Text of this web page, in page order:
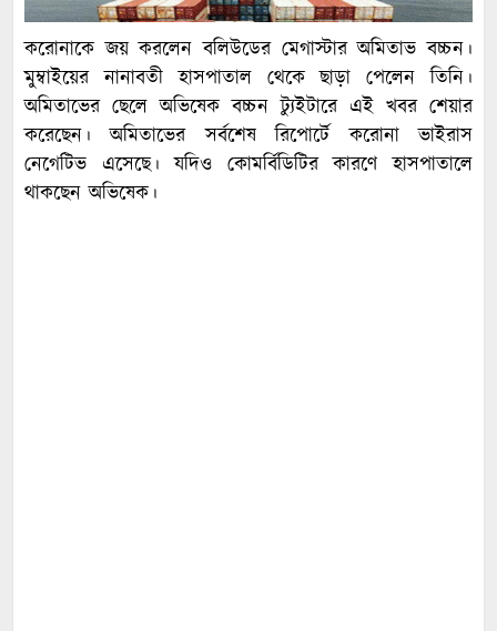
করোনাকে জয় করলেন বলিউডের মেগাস্টার অমিতাভ বচ্চন।
মুম্বাইয়ের নানাবতী হাসপাতাল থেকে ছাড়া পেলেন তিনি।
অমিতাভের ছেলে অভিষেক বচ্চন ট্যুইটারে এই খবর শেয়ার
করেছেন। অমিতাভের সর্বশেষ রিপোর্টে করোনা ভাইরাস
নেগেটিভ এসেছে। যদিও কোমর্বিডিটির কারণে হাসপাতালে
থাকছেন অভিষেক।